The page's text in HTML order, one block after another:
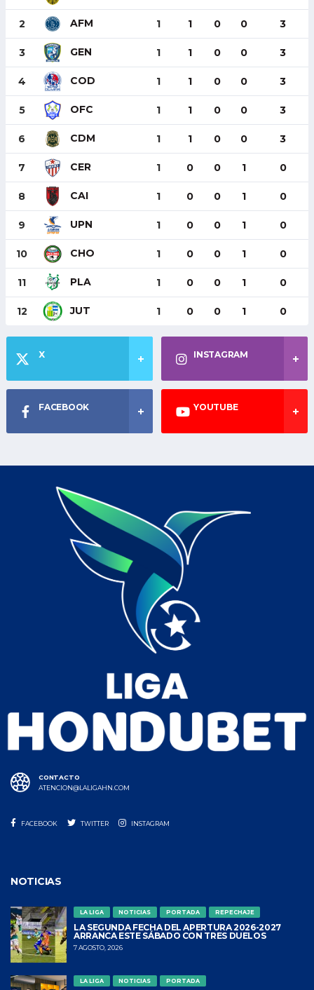
2 AFM 1 1 0 0 3
3 GEN 1 1 0 0 3
4 COD 1 1 0 0 3
5 OFC 1 1 0 0 3
6 CDM 1 1 0 0 3
7 CER 1 0 0 1 0
8 CAI 1 0 0 1 0
9 UPN 1 0 0 1 0
10 CHO 1 0 0 1 0
11 PLA 1 0 0 1 0
12 JUT 1 0 0 1 0
X INSTAGRAM
FACEBOOK YOUTUBE
CONTACTO
ATENCION@LALIGAHN.COM
FACEBOOK TWITTER INSTAGRAM
NOTICIAS
LA LIGA NOTICIAS PORTADA REPECHAJE
LA SEGUNDA FECHA DEL APERTURA 2026-2027
ARRANCA ESTE SÁBADO CON TRES DUELOS
7 AGOSTO, 2026
LA LIGA NOTICIAS PORTADA